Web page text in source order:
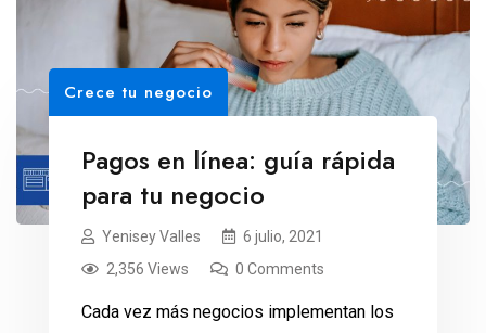
Crece tu negocio
Pagos en línea: guía rápida
para tu negocio
Yenisey Valles
6 julio, 2021
2,356 Views
0 Comments
Cada vez más negocios implementan los